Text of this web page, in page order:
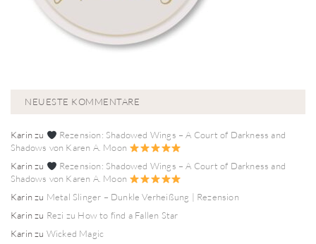
NEUESTE KOMMENTARE
Karinzu
Rezension: Shadowed Wings – A Court of Darkness and
Shadows von Karen A. Moon
Karinzu
Rezension: Shadowed Wings – A Court of Darkness and
Shadows von Karen A. Moon
Karinzu Metal Slinger – Dunkle Verheißung | Rezension
Karinzu Rezi zu How to find a Fallen Star
Karinzu Wicked Magic